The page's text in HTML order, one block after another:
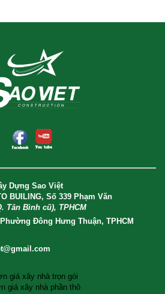
Dựng Sao Việt
BUILING, Số 339 Phạm Văn
Tân Bình cũ), TPHCM
Đông Hưng Thuận, TPHCM
giá xây nhà trọn gói
giá xây nhà phần thô